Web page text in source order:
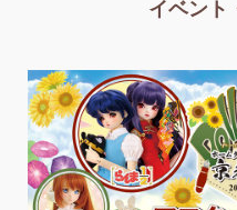
イベント